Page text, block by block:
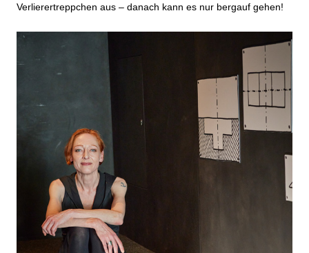
Verlierertreppchen aus – danach kann es nur bergauf gehen!